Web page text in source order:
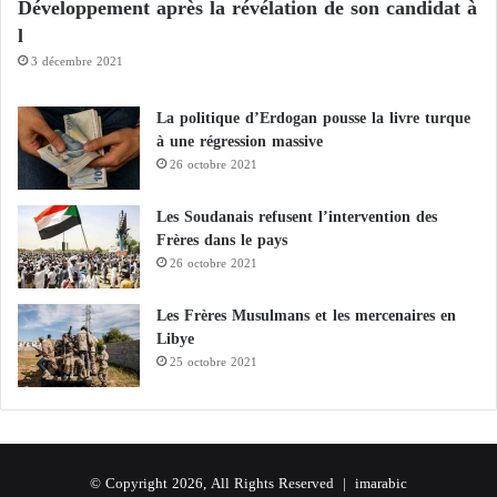
c
e
?
Développement après la révélation de son candidat à
l
3 décembre 2021
La politique d’Erdogan pousse la livre turque
à une régression massive
26 octobre 2021
Les Soudanais refusent l’intervention des
Frères dans le pays
26 octobre 2021
Les Frères Musulmans et les mercenaires en
Libye
25 octobre 2021
© Copyright 2026, All Rights Reserved | imarabic